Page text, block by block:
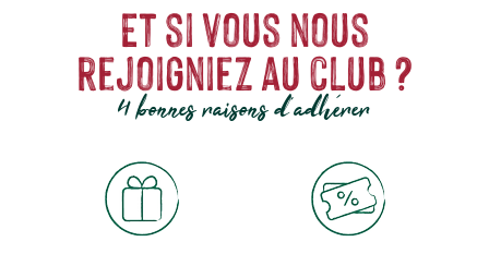
Et si vous nous
rejoigniez au club ?
4 bonnes raisons d'adhérer